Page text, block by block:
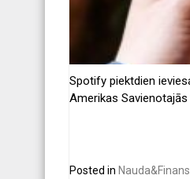
Spotify piektdien
Amerikas
Posted in